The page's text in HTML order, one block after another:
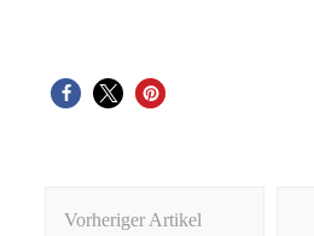
Vorheriger Artikel